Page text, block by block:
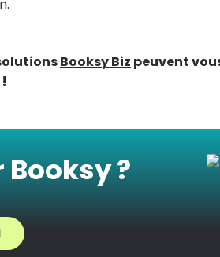
Booksy Biz peuvent
!
?